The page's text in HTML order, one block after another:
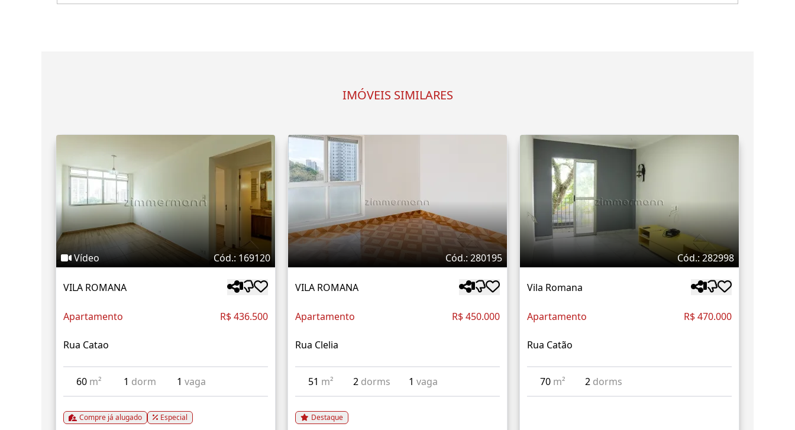
IMÓVEIS SIMILARES
Vídeo Cód.: 169120
VILA ROMANA
Apartamento R$ 436.500
Rua Catao
60 m² 1 dorm 1 vaga
Compre já alugado Especial
Cód.: 280195
VILA ROMANA
Apartamento R$ 450.000
Rua Clelia
51 m² 2 dorms 1 vaga
Destaque
Cód.: 282998
Vila Romana
Apartamento R$ 470.000
Rua Catão
70 m² 2 dorms